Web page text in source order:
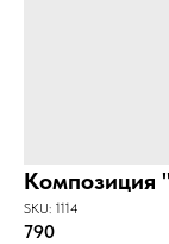
Композиция
SKU: 1114
790